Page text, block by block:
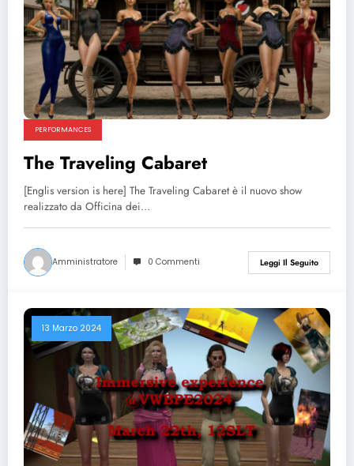
PERFORMANCES
The Traveling Cabaret
[Englis version is here] The Traveling Cabaret è il nuovo show
realizzato da Officina dei…
Amministratore 0 Commenti Leggi Il Seguito
13 Marzo 2024